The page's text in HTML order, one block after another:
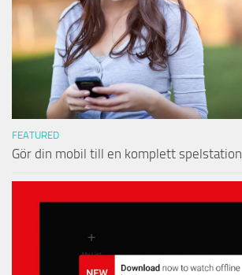
FEATURED
Gör din mobil till en komplett spelstation